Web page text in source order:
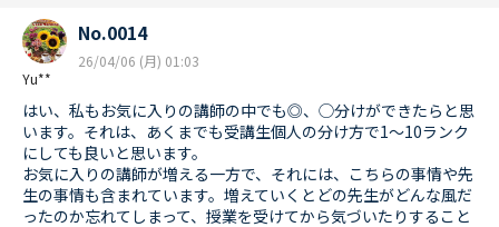
Yu**
No.0014
26/04/06 (月) 01:03
はい、私もお気に入りの講師の中でも◎、◯分けができたらと思
います。それは、あくまでも受講生個人の分け方で1〜10ランク
にしても良いと思います。
お気に入りの講師が増える一方で、それには、こちらの事情や先
生の事情も含まれています。増えていくとどの先生がどんな風だ
ったのか忘れてしまって、授業を受けてから気づいたりすること